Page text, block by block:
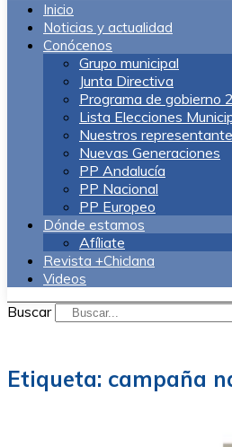
Inicio
Noticias y actualidad
Conócenos
Grupo municipal
Junta Directiva
Programa de gobierno
Lista Elecciones
Nuestros
Nuevas Generaciones
PP Andalucía
PP Nacional
PP Europeo
Dónde estamos
Afíliate
Revista +Chiclana
Videos
Buscar
Etiqueta: campaña